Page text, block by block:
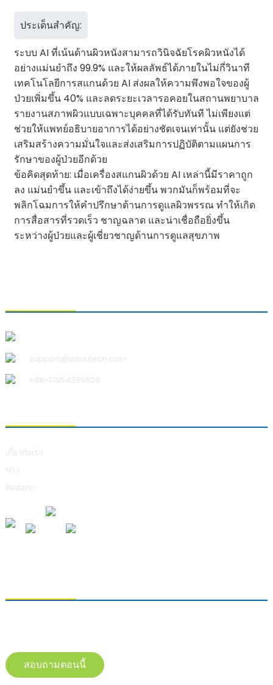
ประเด็นสำคัญ:
ระบบ AI ที่เน้นด้านผิวหนังสามารถวินิจฉัยโรคผิวหนังได้
อย่างแม่นยำถึง 99.9% และให้ผลลัพธ์ได้ภายในไม่กี่วินาที
เทคโนโลยีการสแกนด้วย AI ส่งผลให้ความพึงพอใจของผู้
ป่วยเพิ่มขึ้น 40% และลดระยะเวลารอคอยในสถานพยาบาล
รายงานสภาพผิวแบบเฉพาะบุคคลที่ได้รับทันที ไม่เพียงแต่
ช่วยให้แพทย์อธิบายอาการได้อย่างชัดเจนเท่านั้น แต่ยังช่วย
เสริมสร้างความมั่นใจและส่งเสริมการปฏิบัติตามแผนการ
รักษาของผู้ป่วยอีกด้วย
ข้อคิดสุดท้าย: เมื่อเครื่องสแกนผิวด้วย AI เหล่านี้มีราคาถูก
ลง แม่นยำขึ้น และเข้าถึงได้ง่ายขึ้น พวกมันก็พร้อมที่จะ
พลิกโฉมการให้คำปรึกษาด้านการดูแลผิวพรรณ ทำให้เกิด
การสื่อสารที่รวดเร็ว ชาญฉลาด และน่าเชื่อถือยิ่งขึ้น
ระหว่างผู้ป่วยและผู้เชี่ยวชาญด้านการดูแลสุขภาพ
support@xiaoutech.com
+86-17854265629
เกี่ยวกับเรา
ข่าว
ติดต่อเรา
สอบถามตอนนี้